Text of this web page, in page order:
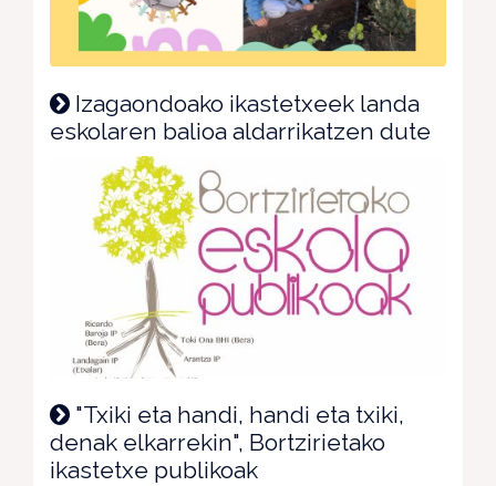
Izagaondoako ikastetxeek landa
eskolaren balioa aldarrikatzen dute
"Txiki eta handi, handi eta txiki,
denak elkarrekin", Bortzirietako
ikastetxe publikoak